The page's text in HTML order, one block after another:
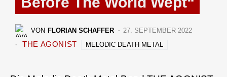
VON FLORIAN SCHAFFER 27. SEPTEMBER 2022
THE AGONIST MELODIC DEATH METAL